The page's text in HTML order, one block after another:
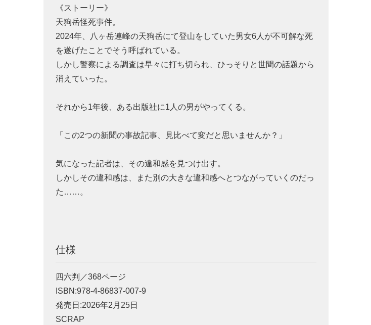
《ストーリー》
天狗岳怪死事件。
2024年、八ヶ岳連峰の天狗岳にて登山をしていた男女6人が不可解な死
を遂げたことでそう呼ばれている。
しかし警察による調査は早々に打ち切られ、ひっそりと世間の話題から
消えていった。
それから1年後、ある出版社に1人の男がやってくる。
「この2つの新聞の事故記事、見比べて変だと思いませんか？」
気になった記者は、その違和感を見つけ出す。
しかしその違和感は、また別の大きな違和感へとつながっていくのだっ
た……。
仕様
四六判／368ページ
ISBN:978-4-86837-007-9
発売日:2026年2月25日
SCRAP